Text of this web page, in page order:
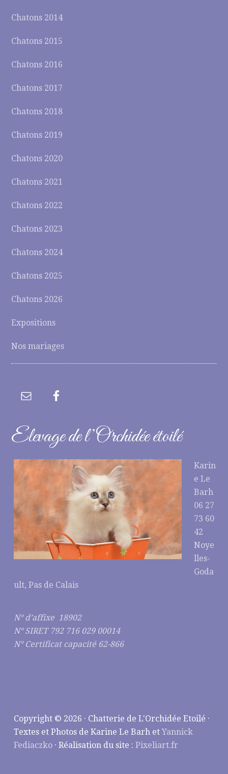
Chatons 2014
Chatons 2015
Chatons 2016
Chatons 2017
Chatons 2018
Chatons 2019
Chatons 2020
Chatons 2021
Chatons 2022
Chatons 2023
Chatons 2024
Chatons 2025
Chatons 2026
Expositions
Nos mariages
Elevage de l’Orchidée étoilé
Karin
e Le
Barh
06 27
73 60
42
Noye
lles-
Goda
ult, Pas de Calais
N° d’affixe 18902
N° SIRET 792 716 029 00014
N° Certificat capacité 62-866
Copyright © 2026 · Chatterie de L'Orchidée Etoilé ·
Textes et Photos de Karine Le Barh etYannick
Fediaczko · Réalisation du site :Pixeliart.fr